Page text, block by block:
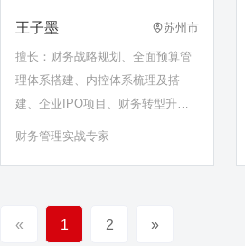
王子墨 苏州市
擅长：财务战略规划、全面预算管
理体系搭建、内控体系梳理及搭
建、企业IPO项目、财务转型升
财务管理实战专家
« 1 2 »